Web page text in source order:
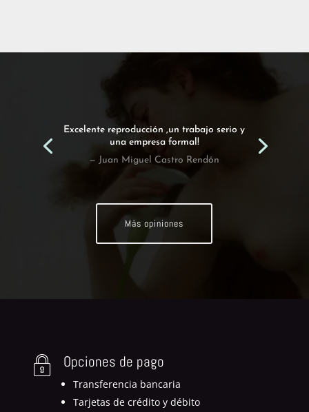
Excelente reproducción ,un trabajo serio y
una empresa formal!
— Juan Miguel Castro Rendón
Más opiniones
Opciones de pago
Transferencia bancaria
Tarjetas de crédito y débito